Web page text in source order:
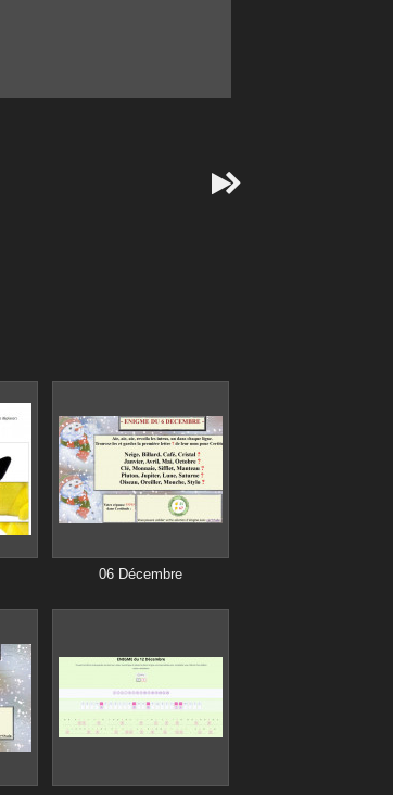

06 Décembre